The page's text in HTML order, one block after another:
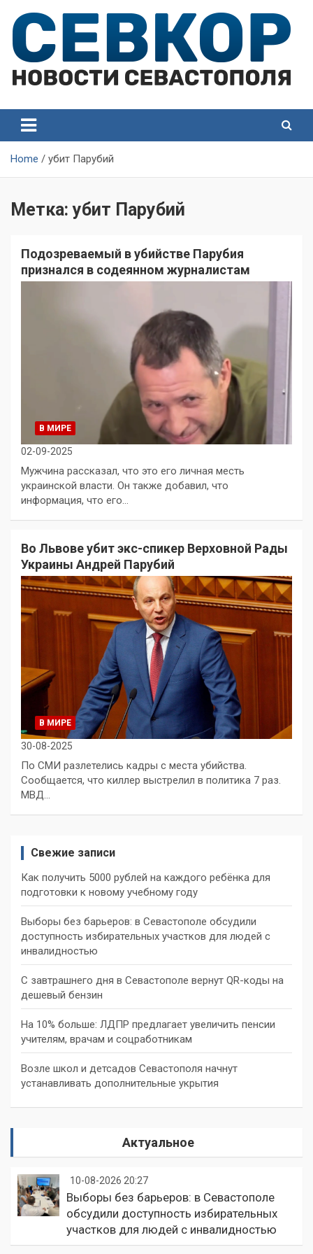
content
Севастополя
Севастополя
Home убит Парубий
Метка:убит Парубий
Подозреваемый в убийстве Парубия
признался в содеянном журналистам
В МИРЕ
02-09-2025
Мужчина рассказал, что это его личная месть
украинской власти. Он также добавил, что
информация, что его…
Во Львове убит экс-спикер Верховной Рады
Украины Андрей Парубий
В МИРЕ
30-08-2025
По СМИ разлетелись кадры с места убийства.
Сообщается, что киллер выстрелил в политика 7 раз.
МВД…
Свежие записи
Как получить 5000 рублей на каждого ребёнка для
подготовки к новому учебному году
Выборы без барьеров: в Севастополе обсудили
доступность избирательных участков для людей с
инвалидностью
С завтрашнего дня в Севастополе вернут QR-коды на
дешевый бензин
На 10% больше: ЛДПР предлагает увеличить пенсии
учителям, врачам и соцработникам
Возле школ и детсадов Севастополя начнут
устанавливать дополнительные укрытия
Актуальное
10-08-2026 20:27
Выборы без барьеров: в Севастополе
обсудили доступность избирательных
участков для людей с инвалидностью